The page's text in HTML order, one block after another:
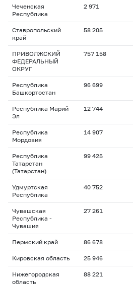
Чеченская
Республика
2 971
Ставропольский
край
58 205
ПРИВОЛЖСКИЙ
ФЕДЕРАЛЬНЫЙ
ОКРУГ
757 158
Республика
Башкортостан
96 699
Республика Марий
Эл
12 744
Республика
Мордовия
14 907
Республика
Татарстан
(Татарстан)
99 425
Удмуртская
Республика
40 752
Чувашская
Республика -
Чувашия
27 261
Пермский край 86 678
Кировская область 25 946
Нижегородская
область
88 221